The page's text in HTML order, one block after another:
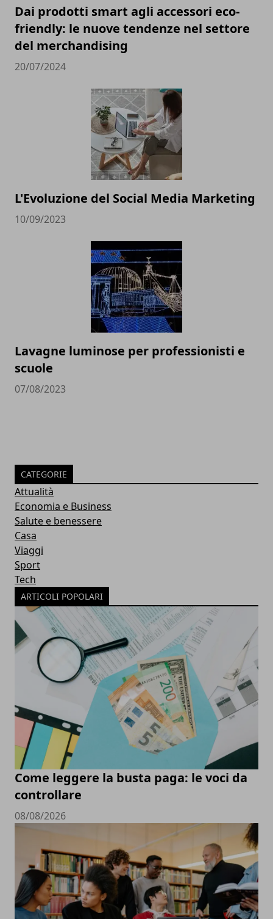
Dai prodotti smart agli accessori eco-
friendly: le nuove tendenze nel settore
del merchandising
20/07/2024
L'Evoluzione del Social Media Marketing
10/09/2023
Lavagne luminose per professionisti e
scuole
07/08/2023
CATEGORIE
Attualità
Economia e Business
Salute e benessere
Casa
Viaggi
Sport
Tech
ARTICOLI POPOLARI
Come leggere la busta paga: le voci da
controllare
08/08/2026